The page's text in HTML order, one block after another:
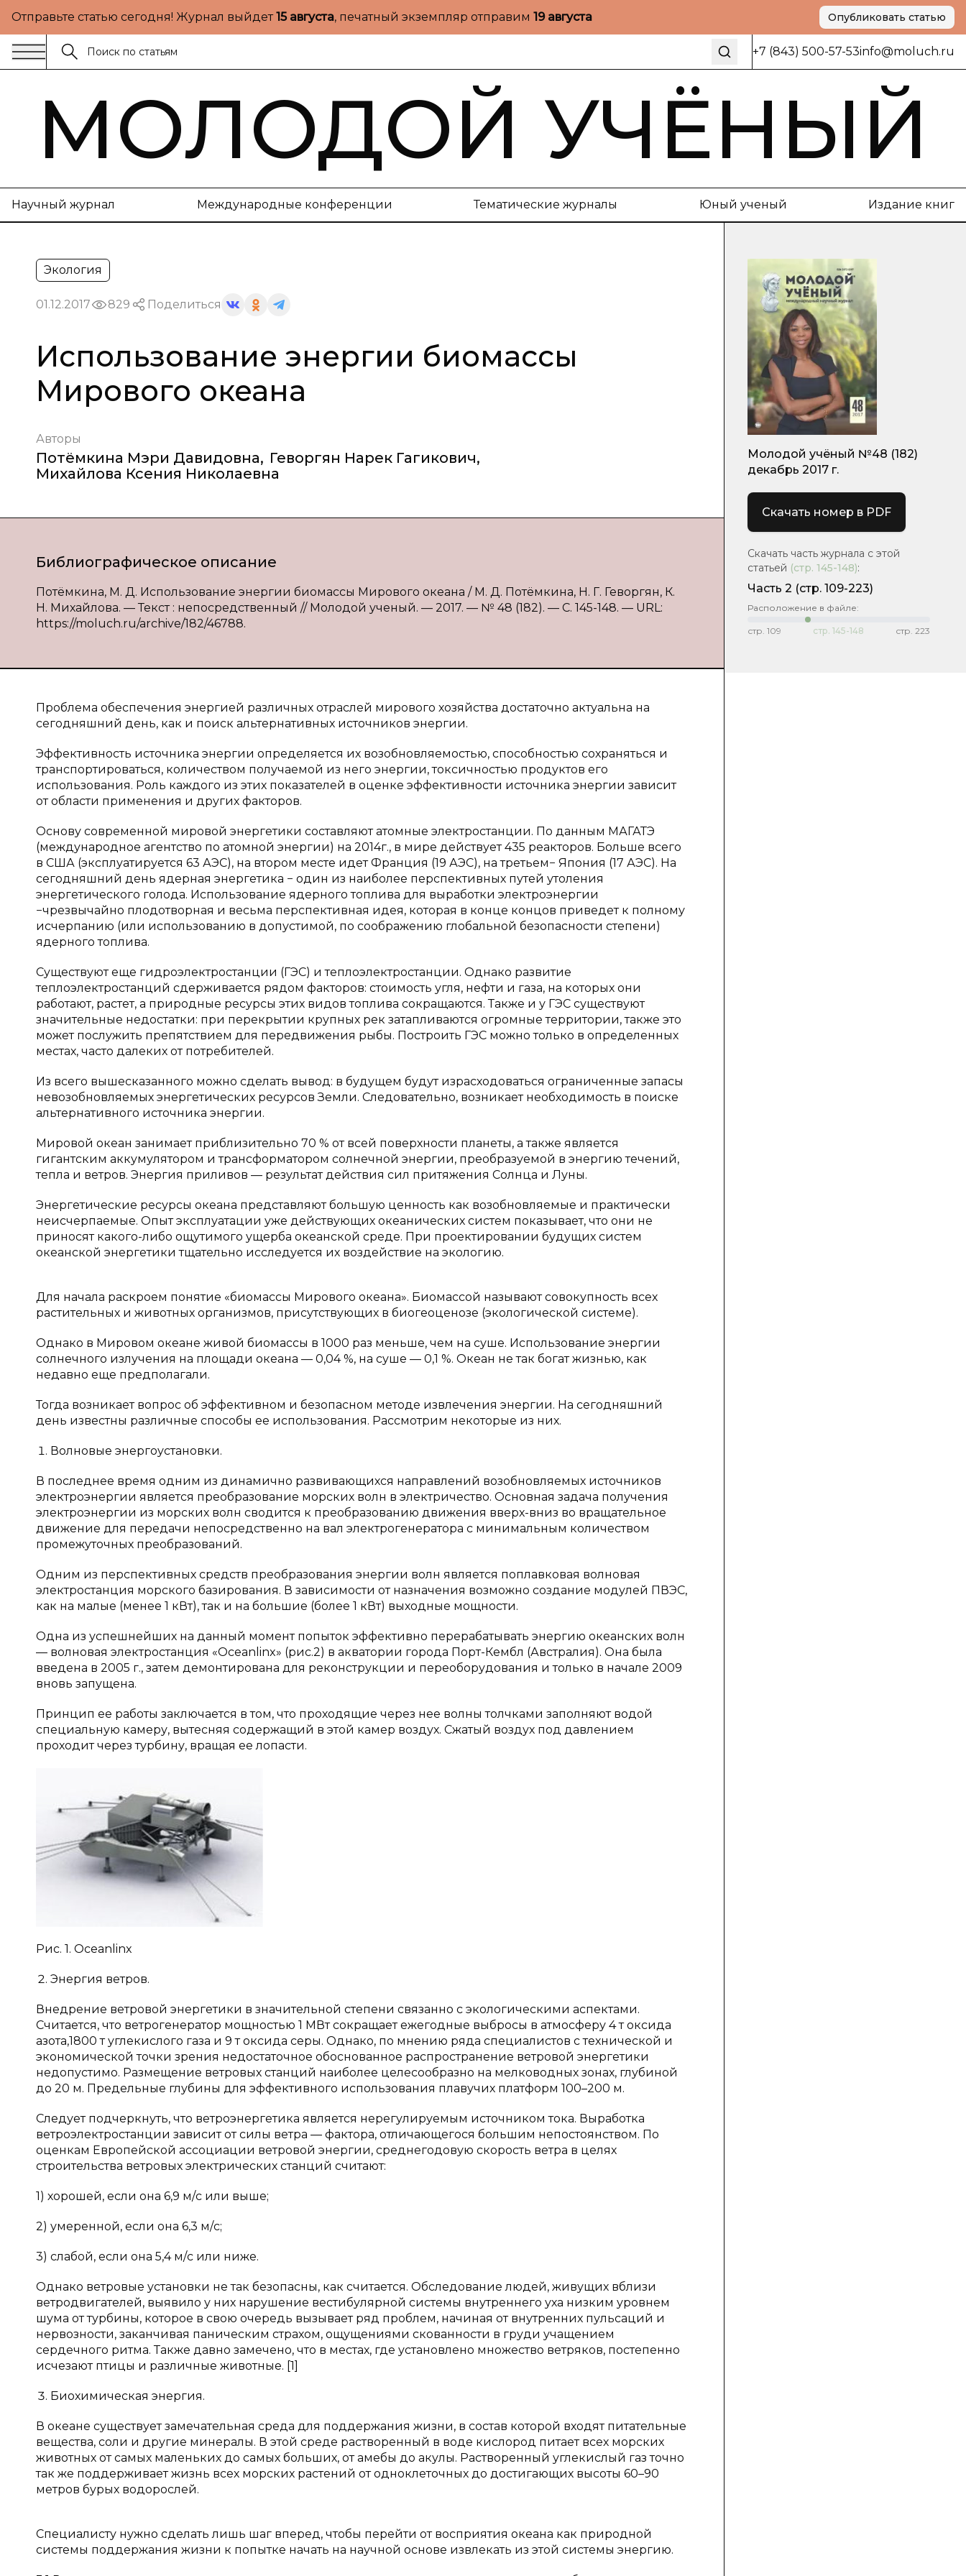
Отправьте статью сегодня! Журнал выйдет15 августа, печатный экземпляр отправим 19 августа Опубликовать статью
+7 (843) 500-57-53info@moluch.ru
МОЛОДОЙ УЧЁНЫЙ
Научный журнал Международные конференции Тематические журналы Юный ученый Издание книг
Экология
01.12.2017 829 Поделиться
Использование энергии биомассы
Мирового океана
Авторы
Потёмкина Мэри Давидовна, Геворгян Нарек Гагикович,
Михайлова Ксения Николаевна
Библиографическое описание
Потёмкина, М. Д. Использование энергии биомассы Мирового океана / М. Д. Потёмкина, Н. Г. Геворгян, К.
Н. Михайлова. — Текст : непосредственный // Молодой ученый. — 2017. — № 48 (182). — С. 145-148. — URL:
https://moluch.ru/archive/182/46788.
Проблема обеспечения энергией различных отраслей мирового хозяйства достаточно актуальна на
сегодняшний день, как и поиск альтернативных источников энергии.
Эффективность источника энергии определяется их возобновляемостью, способностью сохраняться и
транспортироваться, количеством получаемой из него энергии, токсичностью продуктов его
использования. Роль каждого из этих показателей в оценке эффективности источника энергии зависит
от области применения и других факторов.
Основу современной мировой энергетики составляют атомные электростанции. По данным МАГАТЭ
(международное агентство по атомной энергии) на 2014г., в мире действует 435 реакторов. Больше всего
в США (эксплуатируется 63 АЭС), на втором месте идет Франция (19 АЭС), на третьем− Япония (17 АЭС). На
сегодняшний день ядерная энергетика − один из наиболее перспективных путей утоления
энергетического голода. Использование ядерного топлива для выработки электроэнергии
−чрезвычайно плодотворная и весьма перспективная идея, которая в конце концов приведет к полному
исчерпанию (или использованию в допустимой, по соображению глобальной безопасности степени)
ядерного топлива.
Существуют еще гидроэлектростанции (ГЭС) и теплоэлектростанции. Однако развитие
теплоэлектростанций сдерживается рядом факторов: стоимость угля, нефти и газа, на которых они
работают, растет, а природные ресурсы этих видов топлива сокращаются. Также и у ГЭС существуют
значительные недостатки: при перекрытии крупных рек затапливаются огромные территории, также это
может послужить препятствием для передвижения рыбы. Построить ГЭС можно только в определенных
местах, часто далеких от потребителей.
Из всего вышесказанного можно сделать вывод: в будущем будут израсходоваться ограниченные запасы
невозобновляемых энергетических ресурсов Земли. Следовательно, возникает необходимость в поиске
альтернативного источника энергии.
Мировой океан занимает приблизительно 70 % от всей поверхности планеты, а также является
гигантским аккумулятором и трансформатором солнечной энергии, преобразуемой в энергию течений,
тепла и ветров. Энергия приливов — результат действия сил притяжения Солнца и Луны.
Энергетические ресурсы океана представляют большую ценность как возобновляемые и практически
неисчерпаемые. Опыт эксплуатации уже действующих океанических систем показывает, что они не
приносят какого-либо ощутимого ущерба океанской среде. При проектировании будущих систем
океанской энергетики тщательно исследуется их воздействие на экологию.
Для начала раскроем понятие «биомассы Мирового океана». Биомассой называют совокупность всех
растительных и животных организмов, присутствующих в биогеоценозе (экологической системе).
Однако в Мировом океане живой биомассы в 1000 раз меньше, чем на суше. Использование энергии
солнечного излучения на площади океана — 0,04 %, на суше — 0,1 %. Океан не так богат жизнью, как
недавно еще предполагали.
Тогда возникает вопрос об эффективном и безопасном методе извлечения энергии. На сегодняшний
день известны различные способы ее использования. Рассмотрим некоторые из них.
Волновые энергоустановки.
В последнее время одним из динамично развивающихся направлений возобновляемых источников
электроэнергии является преобразование морских волн в электричество. Основная задача получения
электроэнергии из морских волн сводится к преобразованию движения вверх-вниз во вращательное
движение для передачи непосредственно на вал электрогенератора с минимальным количеством
промежуточных преобразований.
Одним из перспективных средств преобразования энергии волн является поплавковая волновая
электростанция морского базирования. В зависимости от назначения возможно создание модулей ПВЭС,
как на малые (менее 1 кВт), так и на большие (более 1 кВт) выходные мощности.
Одна из успешнейших на данный момент попыток эффективно перерабатывать энергию океанских волн
— волновая электростанция «Oceanlinx» (рис.2) в акватории города Порт-Кембл (Австралия). Она была
введена в 2005 г., затем демонтирована для реконструкции и переоборудования и только в начале 2009
вновь запущена.
Принцип ее работы заключается в том, что проходящие через нее волны толчками заполняют водой
специальную камеру, вытесняя содержащий в этой камер воздух. Сжатый воздух под давлением
проходит через турбину, вращая ее лопасти.
Рис. 1. Oceanlinx
Энергия ветров.
Внедрение ветровой энергетики в значительной степени связанно с экологическими аспектами.
Считается, что ветрогенератор мощностью 1 МВт сокращает ежегодные выбросы в атмосферу 4 т оксида
азота,1800 т углекислого газа и 9 т оксида серы. Однако, по мнению ряда специалистов с технической и
экономической точки зрения недостаточное обоснованное распространение ветровой энергетики
недопустимо. Размещение ветровых станций наиболее целесообразно на мелководных зонах, глубиной
до 20 м. Предельные глубины для эффективного использования плавучих платформ 100–200 м.
Следует подчеркнуть, что ветроэнергетика является нерегулируемым источником тока. Выработка
ветроэлектростанции зависит от силы ветра — фактора, отличающегося большим непостоянством. По
оценкам Европейской ассоциации ветровой энергии, среднегодовую скорость ветра в целях
строительства ветровых электрических станций считают:
1) хорошей, если она 6,9 м/с или выше;
2) умеренной, если она 6,3 м/с;
3) слабой, если она 5,4 м/c или ниже.
Однако ветровые установки не так безопасны, как считается. Обследование людей, живущих вблизи
ветродвигателей, выявило у них нарушение вестибулярной системы внутреннего уха низким уровнем
шума от турбины, которое в свою очередь вызывает ряд проблем, начиная от внутренних пульсаций и
нервозности, заканчивая паническим страхом, ощущениями скованности в груди учащением
сердечного ритма. Также давно замечено, что в местах, где установлено множество ветряков, постепенно
исчезают птицы и различные животные. [1]
Биохимическая энергия.
В океане существует замечательная среда для поддержания жизни, в состав которой входят питательные
вещества, соли и другие минералы. В этой среде растворенный в воде кислород питает всех морских
животных от самых маленьких до самых больших, от амебы до акулы. Растворенный углекислый газ точно
так же поддерживает жизнь всех морских растений от одноклеточных до достигающих высоты 60–90
метров бурых водорослей.
Специалисту нужно сделать лишь шаг вперед, чтобы перейти от восприятия океана как природной
системы поддержания жизни к попытке начать на научной основе извлекать из этой системы энергию.
Молодой учёный №48 (182)
декабрь 2017 г.
Скачать номер в PDF
Скачать часть журнала с этой
статьей (стр. 145-148):
Часть 2 (cтр. 109-223)
Расположение в файле:
стр. 109 стр. 145-148 стр. 223